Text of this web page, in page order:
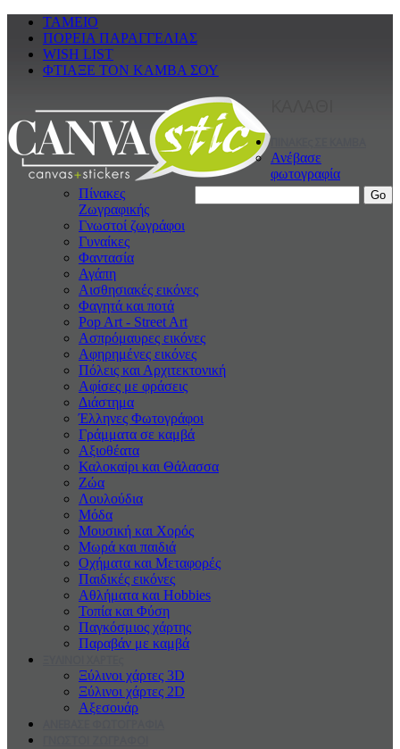
ΤΑΜΕΙΟ
ΠΟΡΕΙΑ ΠΑΡΑΓΓΕΛΙΑΣ
WISH LIST
ΦΤΙΑΞΕ ΤΟΝ ΚΑΜΒΑ ΣΟΥ
Ανέβασε
φωτογραφία
Πίνακες
Ζωγραφικής
Γνωστοί ζωγράφοι
Γυναίκες
Φαντασία
Αγάπη
Αισθησιακές εικόνες
Φαγητά και ποτά
Pop Art - Street Art
Ασπρόμαυρες εικόνες
Αφηρημένες εικόνες
Πόλεις και Αρχιτεκτονική
Αφίσες με φράσεις
Διάστημα
Έλληνες Φωτογράφοι
Γράμματα σε καμβά
Αξιοθέατα
Καλοκαiρι και Θάλασσα
Ζώα
Λουλούδια
Μόδα
Μουσική και Χορός
Μωρά και παιδιά
Οχήματα και Μεταφορές
Παιδικές εικόνες
Αθλήματα και Hobbies
Τοπία και Φύση
Παγκόσμιος χάρτης
Παραβάν με καμβά
Ξύλινοι χάρτες 3D
Ξύλινοι χάρτες 2D
Αξεσουάρ